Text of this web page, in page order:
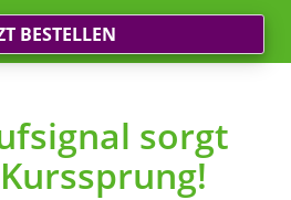
BESTELLEN
sorgt